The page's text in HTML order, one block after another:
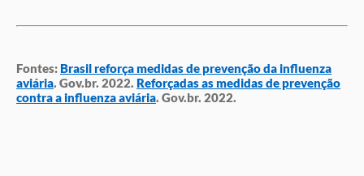
Fontes:Brasil reforça medidas de prevenção da influenza
aviária. Gov.br. 2022. Reforçadas as medidas de prevenção
contra a influenza aviária. Gov.br. 2022.